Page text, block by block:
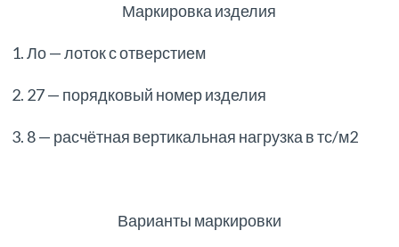
Маркировка изделия
1. Ло — лоток с отверстием
2. 27 — порядковый номер изделия
3. 8 — расчётная вертикальная нагрузка в тс/м2
Варианты маркировки